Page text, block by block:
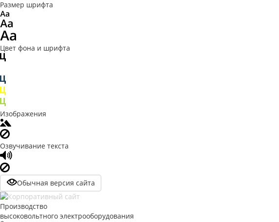
Размер шрифта
Цвет фона и шрифта
Изображения
Озвучивание текста
Обычная версия сайта
Производство
высоковольтного электрооборудования